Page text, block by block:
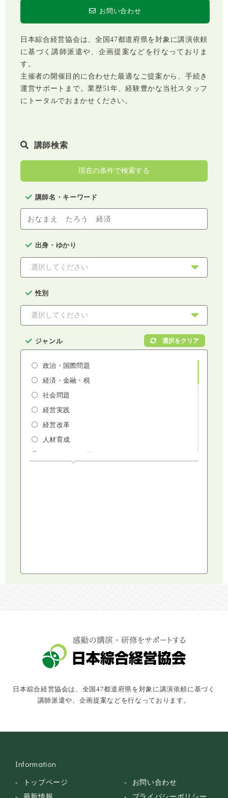
お問い合わせ
日本綜合経営協会は、全国47都道府県を対象に講演依頼
に基づく講師派遣や、企画提案などを行なっておりま
す。
主催者の開催目的に合わせた最適なご提案から、手続き
運営サポートまで。業歴51年、経験豊かな当社スタッフ
にトータルでおまかせください。
講師検索
現在の条件で検索する
講師名・キーワード
出身・ゆかり
性別
ジャンル
政治・国際問題
経済・金融・税
社会問題
経営実践
経営改革
人材育成
マーケティング
コミュニケーション・話し方
キャスター・アナウンサー
俳優・タレント・モデル
落語・講談・色物
安全大会
日本綜合経営協会は、全国47都道府県を対象に講演依頼に基づく
講師派遣や、企画提案などを行なっております。
Information
トップページ
お問い合わせ